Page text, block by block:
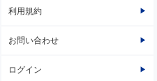
利用規約
お問い合わせ
ログイン